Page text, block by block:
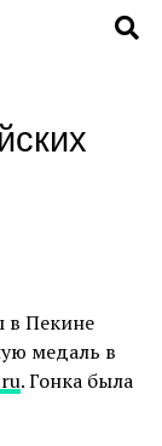
в Пекине
медаль в
. Гонка была